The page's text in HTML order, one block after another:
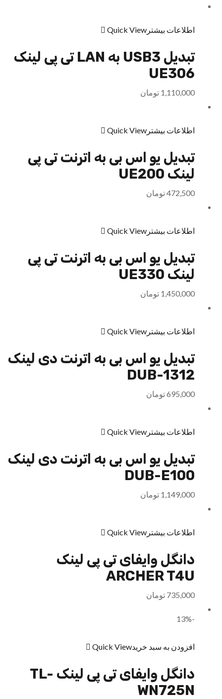
اطلاعات بیشتر Quick View
تبدیل USB3 به LAN تی پی لینک
UE306
1,110,000 تومان
اطلاعات بیشتر Quick View
تبدیل یو اس بی به اترنت تی پی
لینک UE200
472,500تومان
اطلاعات بیشتر Quick View
تبدیل یو اس بی به اترنت تی پی
لینک UE330
1,450,000 تومان
اطلاعات بیشتر Quick View
تبدیل یو اس بی به اترنت دی لینک
DUB-1312
695,000تومان
اطلاعات بیشتر Quick View
تبدیل یو اس بی به اترنت دی لینک
DUB-E100
1,149,000 تومان
اطلاعات بیشتر Quick View
دانگل وایفای تی پی لینک
ARCHER T4U
735,000 تومان
-13%
افزودن به سبد خریدQuick View
دانگل وایفای تی پی لینک TL-
WN725N